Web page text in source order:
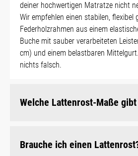
deiner hochwertigen Matratze nicht
Wir empfehlen einen stabilen, flexibel
Federholzrahmen aus einem
Buche mit sauber verarbeiteten
cm) und einem belastbaren
nichts falsch.
Welche Lattenrost-Maße
Brauche ich einen